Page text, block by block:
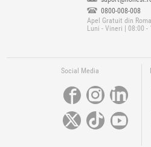
0800-008-008
Apel Gratuit din
Luni - Vineri | 08:00 -
Social Media